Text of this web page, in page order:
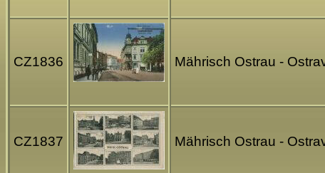
CZ1836 Mährisch Ostrau -
CZ1837 Mährisch Ostrau -